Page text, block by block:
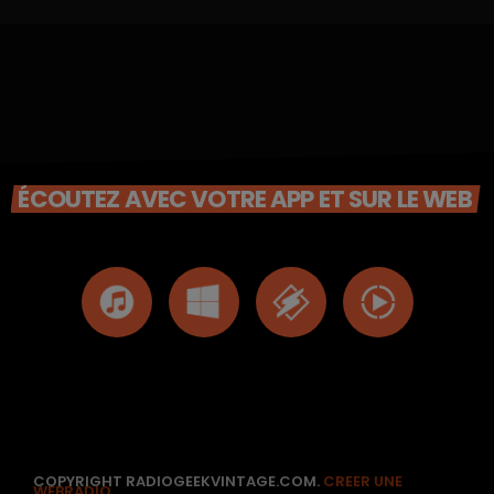
ÉCOUTEZ AVEC VOTRE APP ET SUR LE WEB
COPYRIGHT RADIOGEEKVINTAGE.COM. CREER UNE